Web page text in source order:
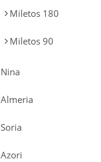
Miletos 180
Miletos 90
Nina
Almeria
Soria
Azori